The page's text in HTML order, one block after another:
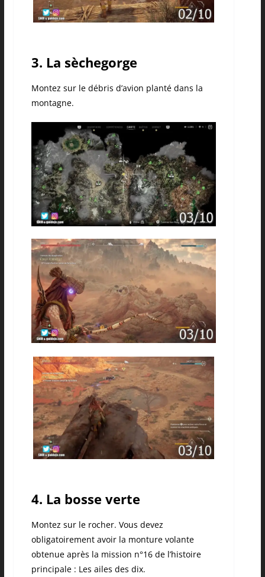
3. La sèchegorge
Montez sur le débris d’avion planté dans la
montagne.
4. La bosse verte
Montez sur le rocher. Vous devez
obligatoirement avoir la monture volante
obtenue après la mission n°16 de l’histoire
principale : Les ailes des dix.